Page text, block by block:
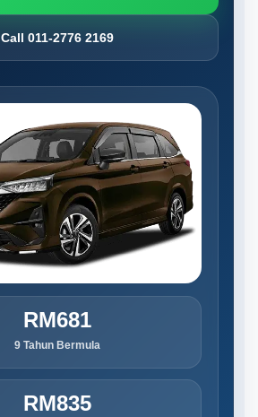
Call 011-2776 2169
RM681
9 Tahun Bermula
RM835